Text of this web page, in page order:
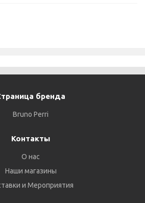
бренда
Bruno Perri
Контакты
О нас
Наши магазины
и Мероприятия